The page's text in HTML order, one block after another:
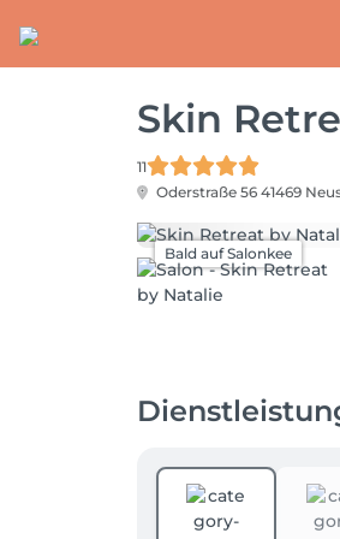
Skin
11
Oderstraße 56 41469
Bald auf Salonkee